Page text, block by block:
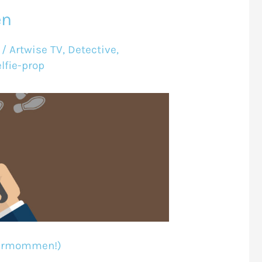
Artwise TV, Detective,
prop